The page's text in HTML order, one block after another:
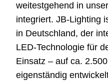
weitestgehend in
integriert. JB-Lighting
in Deutschland, der
LED-Technologie für
Einsatz – auf ca.
eigenständig